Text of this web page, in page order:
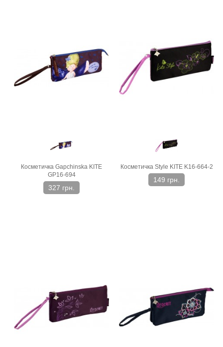
Косметичка Gapchinska KITE
GP16-694
327 грн.
Косметичка Style KITE K16-664-2
149 грн.